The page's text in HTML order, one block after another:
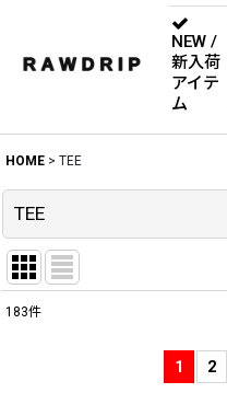
NEW /
新入荷
アイテ
ム
HOME > TEE
TEE
183件
1 2